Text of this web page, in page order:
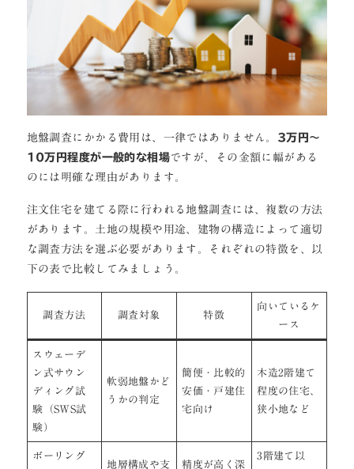
地盤調査にかかる費用は、一律ではありません。 3万円〜
10万円程度が一般的な相場ですが、その金額に幅がある
のには明確な理由があります。
注文住宅を建てる際に行われる地盤調査には、複数の方法
があります。土地の規模や用途、建物の構造によって適切
な調査方法を選ぶ必要があります。それぞれの特徴を、以
下の表で比較してみましょう。
調査方法 調査対象 特徴
向いているケ
ース
スウェーデ
ン式サウン
ディング試
験（SWS試
験）
軟弱地盤かど
うかの判定
簡便・比較的
安価・戸建住
宅向け
木造2階建て
程度の住宅、
狭小地など
ボーリング
地層構成や支
精度が高く深
3階建て以